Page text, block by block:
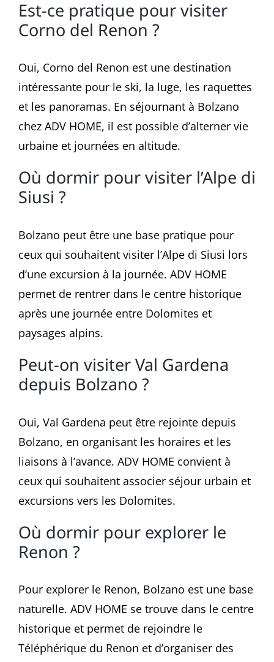
Est-ce pratique pour visiter
Corno del Renon ?
Oui, Corno del Renon est une destination
intéressante pour le ski, la luge, les raquettes
et les panoramas. En séjournant à Bolzano
chez ADV HOME, il est possible d’alterner vie
urbaine et journées en altitude.
Où dormir pour visiter l’Alpe di
Siusi ?
Bolzano peut être une base pratique pour
ceux qui souhaitent visiter l’Alpe di Siusi lors
d’une excursion à la journée. ADV HOME
permet de rentrer dans le centre historique
après une journée entre Dolomites et
paysages alpins.
Peut-on visiter Val Gardena
depuis Bolzano ?
Oui, Val Gardena peut être rejointe depuis
Bolzano, en organisant les horaires et les
liaisons à l’avance. ADV HOME convient à
ceux qui souhaitent associer séjour urbain et
excursions vers les Dolomites.
Où dormir pour explorer le
Renon ?
Pour explorer le Renon, Bolzano est une base
naturelle. ADV HOME se trouve dans le centre
historique et permet de rejoindre le
Téléphérique du Renon et d’organiser des